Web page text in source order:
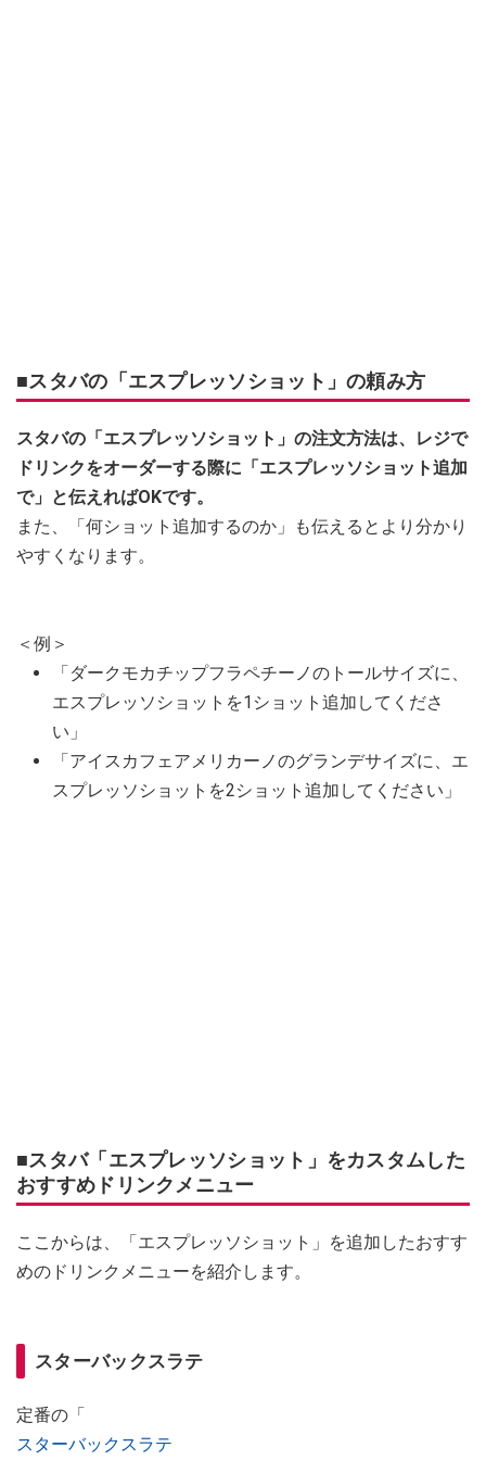
■スタバの「エスプレッソショット」の頼み方
スタバの「エスプレッソショット」の注文方法は、レジで
ドリンクをオーダーする際に「エスプレッソショット追加
で」と伝えればOKです。
また、「何ショット追加するのか」も伝えるとより分かり
やすくなります。
＜例＞
「ダークモカチップフラペチーノのトールサイズに、
エスプレッソショットを1ショット追加してくださ
い」
「アイスカフェアメリカーノのグランデサイズに、エ
スプレッソショットを2ショット追加してください」
■スタバ「エスプレッソショット」をカスタムした
おすすめドリンクメニュー
ここからは、「エスプレッソショット」を追加したおすす
めのドリンクメニューを紹介します。
スターバックスラテ
定番の「
スターバックスラテ